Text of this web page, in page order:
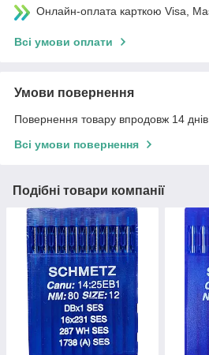
Онлайн-оплата карткою Visa,
Всі умови оплати
Умови повернення
Повернення товару впродовж 14
Всі умови повернення
Подібні товари компанії